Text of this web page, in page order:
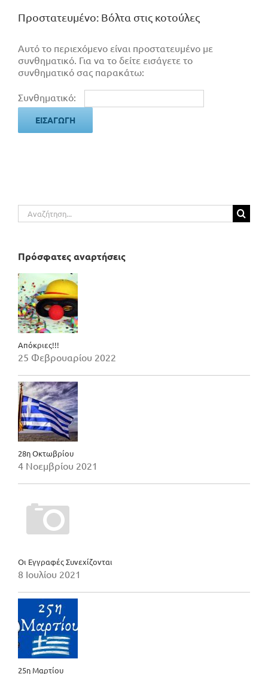
Πρoστατευμένο: Βόλτα στις κοτούλες
Αυτό το περιεχόμενο είναι προστατευμένο με
συνθηματικό. Για να το δείτε εισάγετε το
συνθηματικό σας παρακάτω:
Συνθηματικό:
Αναζήτηση
για:
Πρόσφατες αναρτήσεις
Απόκριες!!!
25 Φεβρουαρίου 2022
28η Οκτωβρίου
4 Νοεμβρίου 2021
Οι Εγγραφές Συνεχίζονται
8 Ιουλίου 2021
25η Μαρτίου